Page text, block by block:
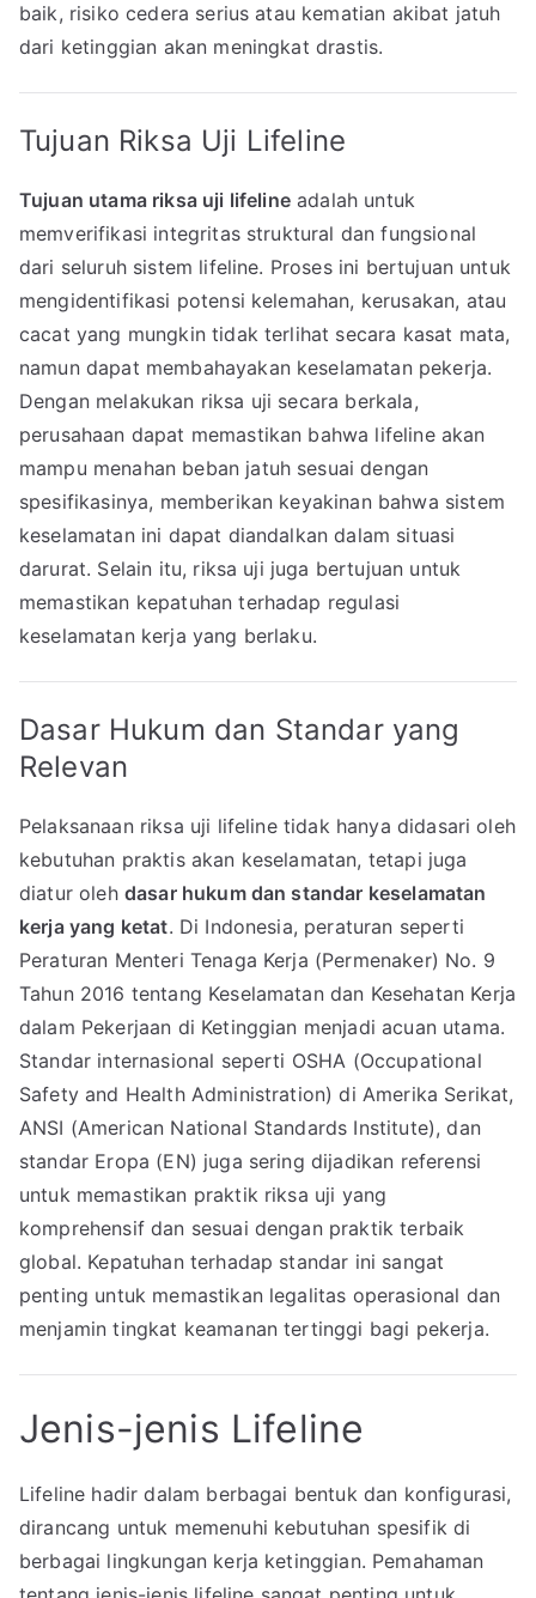
baik, risiko cedera serius atau kematian akibat jatuh
dari ketinggian akan meningkat drastis.
Tujuan Riksa Uji Lifeline
Tujuan utama riksa uji lifelineadalah untuk
memverifikasi integritas struktural dan fungsional
dari seluruh sistem lifeline. Proses ini bertujuan untuk
mengidentifikasi potensi kelemahan, kerusakan, atau
cacat yang mungkin tidak terlihat secara kasat mata,
namun dapat membahayakan keselamatan pekerja.
Dengan melakukan riksa uji secara berkala,
perusahaan dapat memastikan bahwa lifeline akan
mampu menahan beban jatuh sesuai dengan
spesifikasinya, memberikan keyakinan bahwa sistem
keselamatan ini dapat diandalkan dalam situasi
darurat. Selain itu, riksa uji juga bertujuan untuk
memastikan kepatuhan terhadap regulasi
keselamatan kerja yang berlaku.
Dasar Hukum dan Standar yang
Relevan
Pelaksanaan riksa uji lifeline tidak hanya didasari oleh
kebutuhan praktis akan keselamatan, tetapi juga
diatur oleh dasar hukum dan standar keselamatan
kerja yang ketat. Di Indonesia, peraturan seperti
Peraturan Menteri Tenaga Kerja (Permenaker) No. 9
Tahun 2016 tentang Keselamatan dan Kesehatan Kerja
dalam Pekerjaan di Ketinggian menjadi acuan utama.
Standar internasional seperti OSHA (Occupational
Safety and Health Administration) di Amerika Serikat,
ANSI (American National Standards Institute), dan
standar Eropa (EN) juga sering dijadikan referensi
untuk memastikan praktik riksa uji yang
komprehensif dan sesuai dengan praktik terbaik
global. Kepatuhan terhadap standar ini sangat
penting untuk memastikan legalitas operasional dan
menjamin tingkat keamanan tertinggi bagi pekerja.
Jenis-jenis Lifeline
Lifeline hadir dalam berbagai bentuk dan konfigurasi,
dirancang untuk memenuhi kebutuhan spesifik di
berbagai lingkungan kerja ketinggian. Pemahaman